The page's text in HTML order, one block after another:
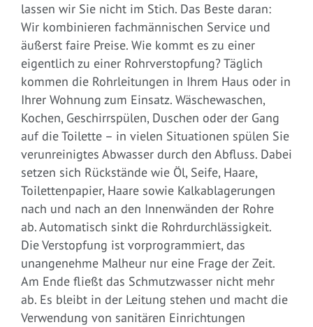
lassen wir Sie nicht im Stich. Das Beste daran:
Wir kombinieren fachmännischen Service und
äußerst faire Preise. Wie kommt es zu einer
eigentlich zu einer Rohrverstopfung? Täglich
kommen die Rohrleitungen in Ihrem Haus oder in
Ihrer Wohnung zum Einsatz. Wäschewaschen,
Kochen, Geschirrspülen, Duschen oder der Gang
auf die Toilette – in vielen Situationen spülen Sie
verunreinigtes Abwasser durch den Abfluss. Dabei
setzen sich Rückstände wie Öl, Seife, Haare,
Toilettenpapier, Haare sowie Kalkablagerungen
nach und nach an den Innenwänden der Rohre
ab. Automatisch sinkt die Rohrdurchlässigkeit.
Die Verstopfung ist vorprogrammiert, das
unangenehme Malheur nur eine Frage der Zeit.
Am Ende fließt das Schmutzwasser nicht mehr
ab. Es bleibt in der Leitung stehen und macht die
Verwendung von sanitären Einrichtungen